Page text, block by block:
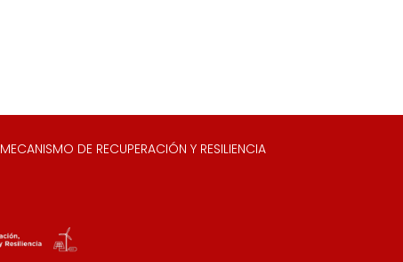
DE RECUPERACIÓN Y RESILIENCIA